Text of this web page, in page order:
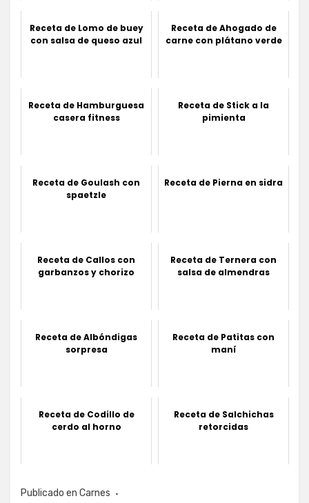
Receta de Lomo de buey
con salsa de queso azul
Receta de Ahogado de
carne con plátano verde
Receta de Hamburguesa
casera fitness
Receta de Stick a la
pimienta
Receta de Goulash con
spaetzle
Receta de Pierna en sidra
Receta de Callos con
garbanzos y chorizo
Receta de Ternera con
salsa de almendras
Receta de Albóndigas
sorpresa
Receta de Patitas con
maní
Receta de Codillo de
cerdo al horno
Receta de Salchichas
retorcidas
Publicado en Carnes